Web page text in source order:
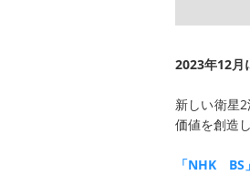
2023年12月
新しい衛星
価値を創造し
「NHK BS」